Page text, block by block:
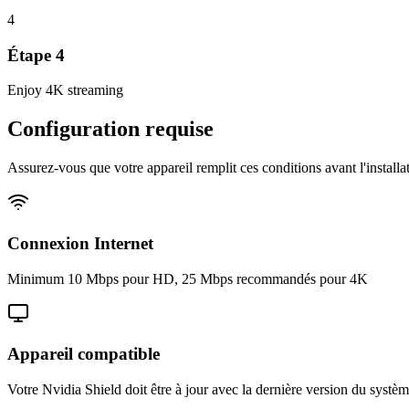
4
Étape 4
Enjoy 4K streaming
Configuration requise
Assurez-vous que votre appareil remplit ces conditions avant
Connexion Internet
Minimum 10 Mbps pour HD, 25 Mbps recommandés pour 4K
Appareil compatible
Votre Nvidia Shield doit être à jour avec la dernière version du